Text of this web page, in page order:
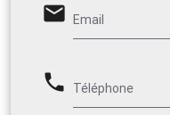
email Email
phone Téléphone